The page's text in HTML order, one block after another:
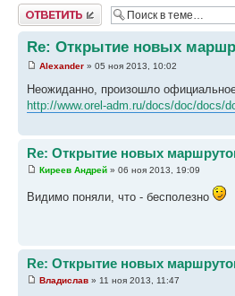
Ответить
Re: Открытие новых
Alexander » 05 ноя 2013, 10:02
Неожиданно, произошло
http://www.orel-adm.ru/docs/doc/docs/
Re: Открытие новых
Киреев Андрей » 06 ноя 2013, 19:09
Видимо поняли, что - бесполезно
Re: Открытие новых
Владислав » 11 ноя 2013, 11:47